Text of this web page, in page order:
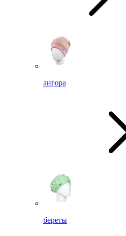
ангора
береты